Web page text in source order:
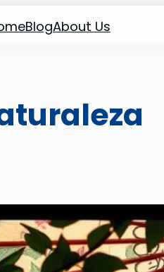
BlogAbout Us